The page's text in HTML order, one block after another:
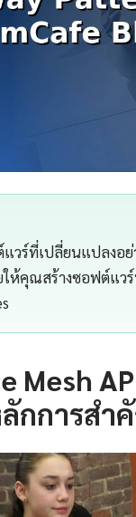
ร์ที่เปลี่ยนแปลงอย่า
ห้คุณสร้างซอฟต์แว
Mesh
กการสำ